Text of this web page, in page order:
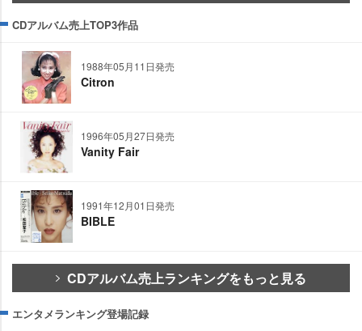
CDアルバム売上TOP3作品
1988年05月11日発売
Citron
1996年05月27日発売
Vanity Fair
1991年12月01日発売
BIBLE
CDアルバム売上ランキングをもっと見る
エンタメランキング登場記録